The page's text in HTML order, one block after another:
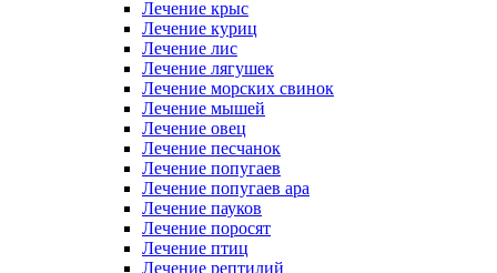
Лечение крыс
Лечение куриц
Лечение лис
Лечение лягушек
Лечение морских свинок
Лечение мышей
Лечение овец
Лечение песчанок
Лечение попугаев
Лечение попугаев ара
Лечение пауков
Лечение поросят
Лечение птиц
Лечение рептилий